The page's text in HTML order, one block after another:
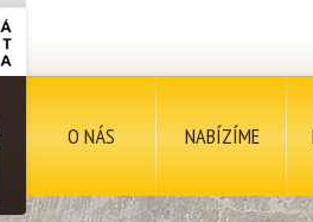
O NÁS NABÍZÍME